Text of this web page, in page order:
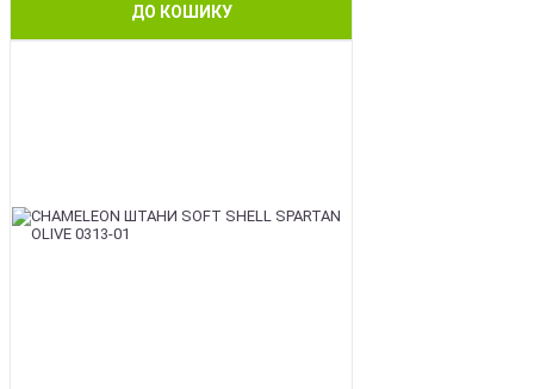
ДО КОШИКУ